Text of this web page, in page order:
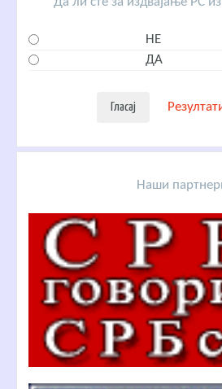
НЕ
ДА
Наши